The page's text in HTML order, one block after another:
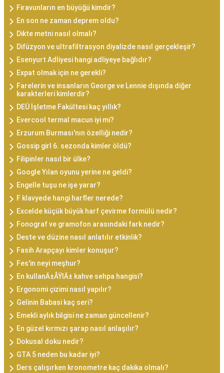
Firavunların en büyüğü kimdir?
En son ne zaman deprem oldu?
Dikte metni nasıl olmalı?
Difüzyon ve ultrafiltrasyon diyalizde nasıl gerçekleşir?
Esenyurt Adliyesi hangi adliyeye bağlıdır?
Expat olmak için ne gerekli?
Farelerin ve insanların George ve Lennie dışında diğer
karakterleri kimlerdir?
DEÜ İşletme Fakültesi kaç yıllık?
Evercool termal macun iyi mi?
Erzurum Burması'nın özelliği nedir?
Gossip girl 6. sezonda kimler öldü?
Filipinler nasıl bir ülke?
Google Yılan oyunu yerine ne geldi?
Engelle tuşu ne işe yarar?
F klavyede hangi harfler nerede?
Excelde küçük büyük harf çevirme formülü nedir?
Fonograf ve gramofon arasındaki fark nedir?
Deste ve düzine nasıl anlatılır etkinlik?
Fasih Arapçayı kimler konuşur?
Fes'in neyi meşhur?
En kullanÄ±ÅŸlÄ± kahve sehpa hangisi?
Ergonomi çizimi nasıl yapılır?
Gelinin Babasi kaç seri?
Emekli aylık bilgisi ne zaman güncellenir?
En güzel kırmızı şarap nasıl anlaşılır?
Dokusal doku nedir?
GTA 5 neden bu kadar iyi?
Ders çalışırken kronometre kaç dakika olmalı?